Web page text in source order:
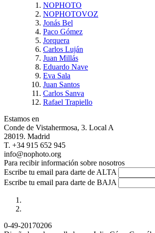
NOPHOTO
NOPHOTOVOZ
Jonás Bel
Paco Gómez
Jorquera
Carlos Luján
Juan Millás
Eduardo Nave
Eva Sala
Juan Santos
Carlos Sanva
Rafael Trapiello
Estamos en
Conde de Vistahermosa, 3. Local A
28019. Madrid
T. +34 915 652 945
info@nophoto.org
Para recibir información sobre nosotros
Escribe tu email para darte de ALTA
Escribe tu email para darte de BAJA
0-49-20170206